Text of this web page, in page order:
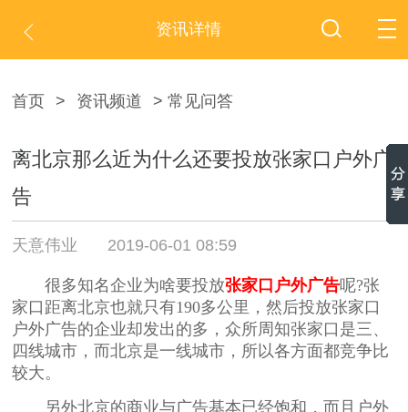
资讯详情
首页 > 资讯频道 > 常见问答
离北京那么近为什么还要投放张家口户外广
告
天意伟业 2019-06-01 08:59
很多知名企业为啥要投放张家口户外广告呢?张
家口距离北京也就只有190多公里，然后投放张家口
户外广告的企业却发出的多，众所周知张家口是三、
四线城市，而北京是一线城市，所以各方面都竞争比
较大。
另外北京的商业与广告基本已经饱和，而且户外